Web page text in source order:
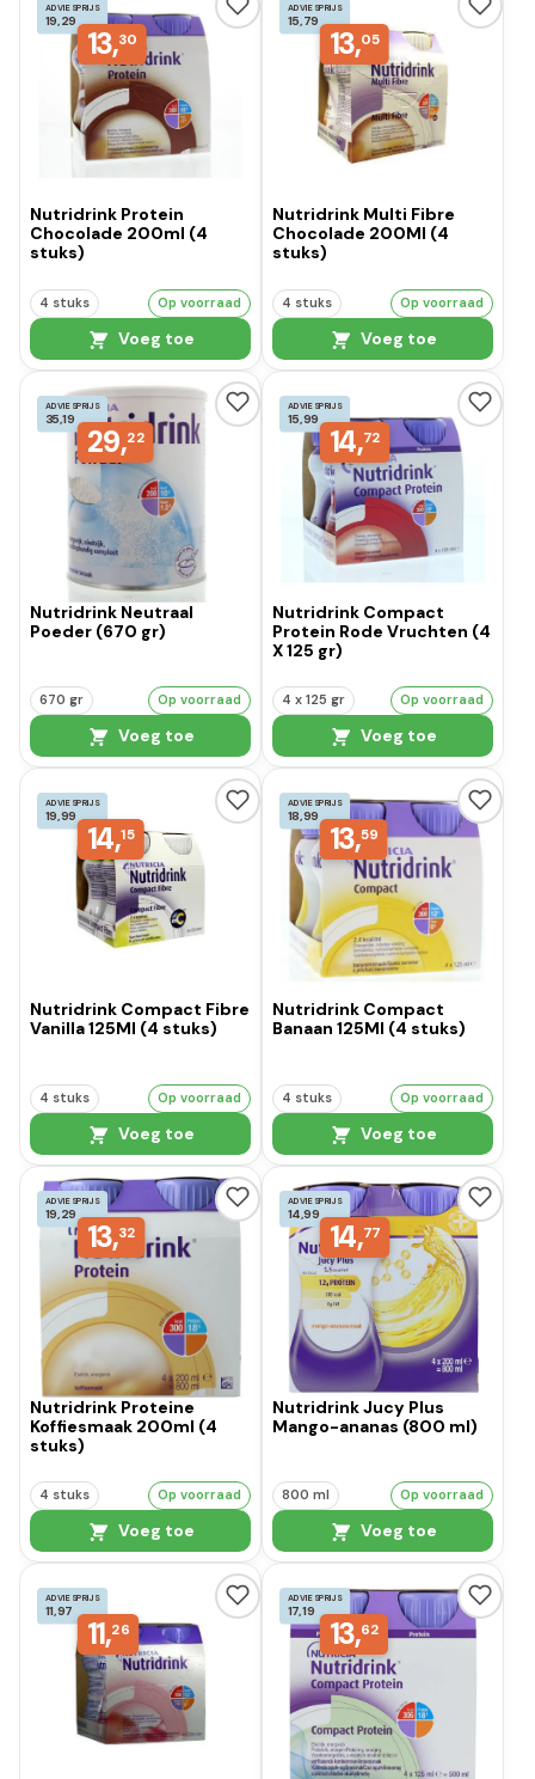
ADVIESPRIJS
19,29
13,30
Nutridrink Protein
Chocolade 200ml (4
stuks)
4 stuks Op voorraad
Voeg toe
ADVIESPRIJS
15,79
13,05
Nutridrink Multi Fibre
Chocolade 200Ml (4
stuks)
4 stuks Op voorraad
Voeg toe
ADVIESPRIJS
35,19
29,22
Nutridrink Neutraal
Poeder (670 gr)
670 gr Op voorraad
Voeg toe
ADVIESPRIJS
15,99
14,72
Nutridrink Compact
Protein Rode Vruchten (4
X 125 gr)
4 x 125 gr Op voorraad
Voeg toe
ADVIESPRIJS
19,99
14,15
Nutridrink Compact Fibre
Vanilla 125Ml (4 stuks)
4 stuks Op voorraad
Voeg toe
ADVIESPRIJS
18,99
13,59
Nutridrink Compact
Banaan 125Ml (4 stuks)
4 stuks Op voorraad
Voeg toe
ADVIESPRIJS
19,29
13,32
Nutridrink Proteine
Koffiesmaak 200ml (4
stuks)
4 stuks Op voorraad
Voeg toe
ADVIESPRIJS
14,99
14,77
Nutridrink Jucy Plus
Mango-ananas (800 ml)
800 ml Op voorraad
Voeg toe
ADVIESPRIJS
11,97
11,26
ADVIESPRIJS
17,19
13,62